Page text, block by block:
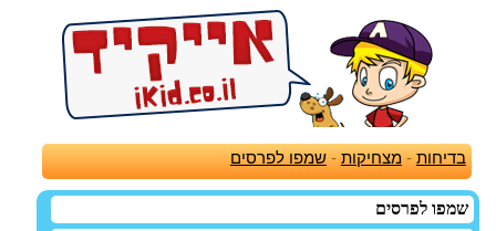
בדיחות -מצחיקות -שמפו לפרסים
שמפו לפרסים